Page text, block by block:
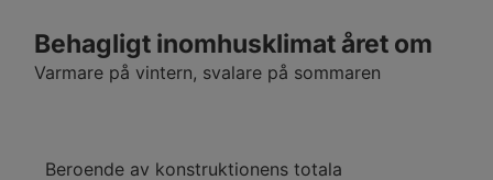
Behagligt inomhusklimat året om
Varmare på vintern, svalare på sommaren
Beroende av konstruktionens totala